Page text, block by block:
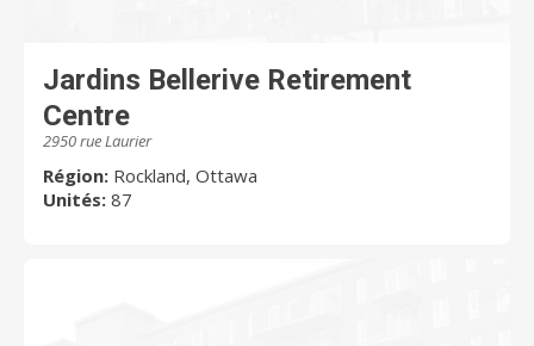
Jardins Bellerive Retirement
Centre
2950 rue Laurier
Région: Rockland, Ottawa
Unités: 87